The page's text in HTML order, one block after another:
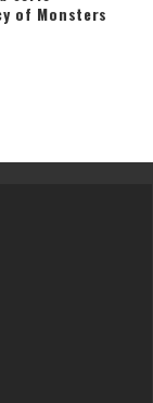
of Monsters